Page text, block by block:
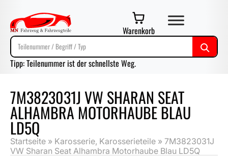
Warenkorb
Tipp: Teilenummer ist der schnellste Weg.
7M3823031J VW SHARAN SEAT
ALHAMBRA MOTORHAUBE BLAU
LD5Q
Startseite » Karosserie, Karosserieteile » 7M3823031J
VW Sharan Seat Alhambra Motorhaube Blau LD5Q